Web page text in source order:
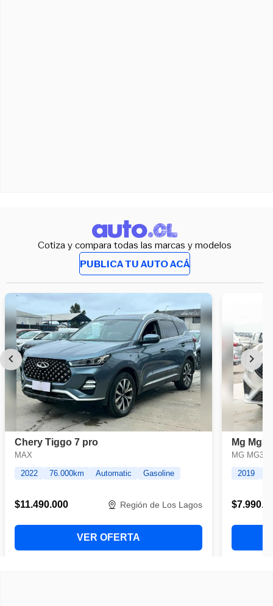
Cotiza y compara todas las marcas y modelos
PUBLICA TU AUTO ACÁ